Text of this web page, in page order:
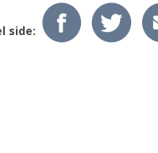
side: